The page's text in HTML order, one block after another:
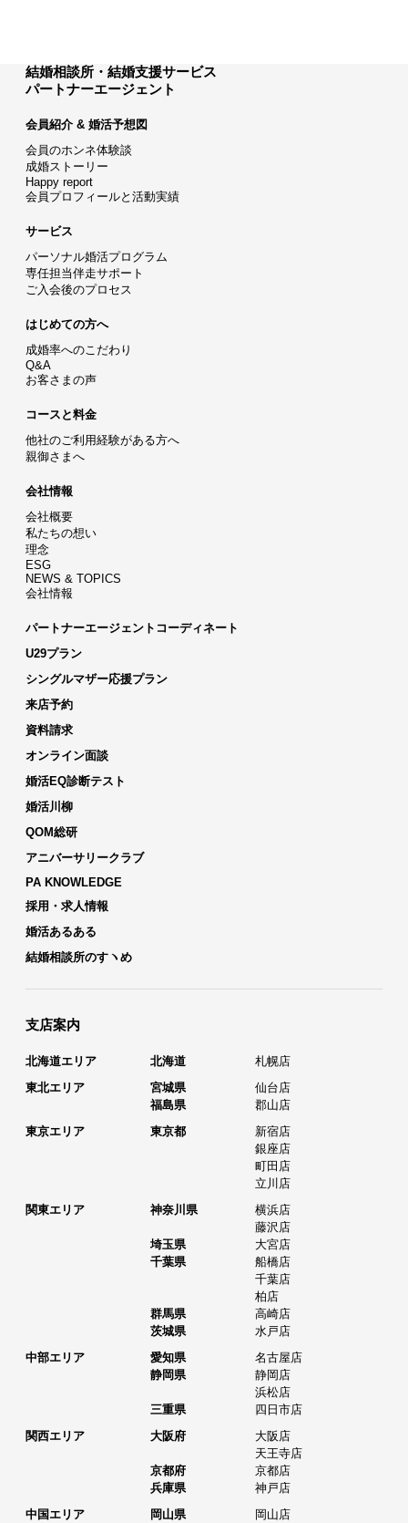
結婚相談所・結婚支援サービス
パートナーエージェント
会員紹介 & 婚活予想図
会員のホンネ体験談
成婚ストーリー
Happy report
会員プロフィールと活動実績
サービス
パーソナル婚活プログラム
専任担当伴走サポート
ご入会後のプロセス
はじめての方へ
成婚率へのこだわり
Q&A
お客さまの声
コースと料金
他社のご利用経験がある方へ
親御さまへ
会社情報
会社概要
私たちの想い
理念
ESG
NEWS & TOPICS
会社情報
パートナーエージェントコーディネート
U29プラン
シングルマザー応援プラン
来店予約
資料請求
オンライン面談
婚活EQ診断テスト
婚活川柳
QOM総研
アニバーサリークラブ
PA KNOWLEDGE
採用・求人情報
婚活あるある
結婚相談所のすヽめ
支店案内
北海道エリア 北海道
札幌店
東北エリア
宮城県
仙台店
福島県
郡山店
東京エリア
東京都
新宿店
銀座店
町田店
立川店
関東エリア
神奈川県
横浜店
藤沢店
埼玉県
大宮店
千葉県
船橋店
千葉店
柏店
群馬県
高崎店
茨城県
水戸店
中部エリア
愛知県
名古屋店
静岡県
静岡店
浜松店
三重県
四日市店
関西エリア
大阪府
大阪店
天王寺店
京都府
京都店
兵庫県
神戸店
中国エリア
岡山県
岡山店